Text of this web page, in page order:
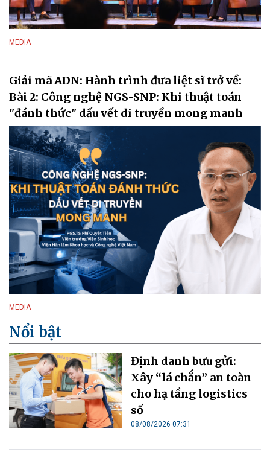
MEDIA
Giải mã ADN: Hành trình đưa liệt sĩ trở về:
Bài 2: Công nghệ NGS-SNP: Khi thuật toán
"đánh thức" dấu vết di truyền mong manh
MEDIA
Nổi bật
Định danh bưu gửi:
Xây “lá chắn” an toàn
cho hạ tầng logistics
số
08/08/2026 07:31